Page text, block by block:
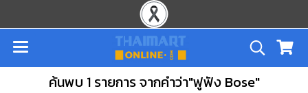
ค้นพบ 1 รายการ จากคำว่า"ฟูฟัง Bose"